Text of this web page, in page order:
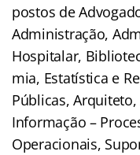
postos de
Administração,
Hospitalar,
mia, Estatística e
Públicas,
Informação –
Operacionais,